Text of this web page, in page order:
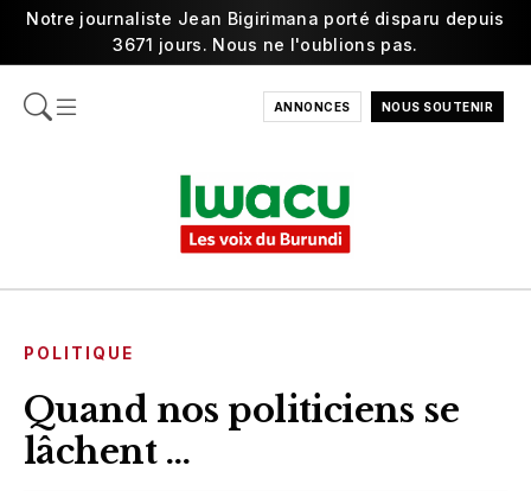
Notre journaliste Jean Bigirimana porté disparu depuis
3671 jours. Nous ne l'oublions pas.
ANNONCES NOUS SOUTENIR
POLITIQUE
Quand nos politiciens se
lâchent …